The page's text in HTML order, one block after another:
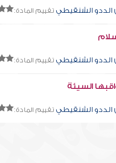
الشنقيطي تقييم المادة:
الشنقيطي تقييم المادة:
السيئة
الشنقيطي تقييم المادة: